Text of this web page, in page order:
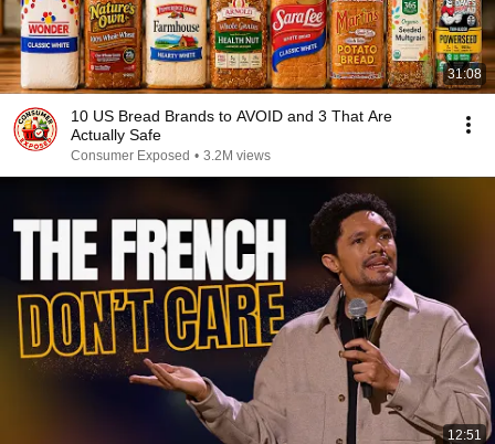
31:08
10 US Bread Brands to AVOID and 3 That Are
Actually Safe
Consumer Exposed • 3.2M views
12:51